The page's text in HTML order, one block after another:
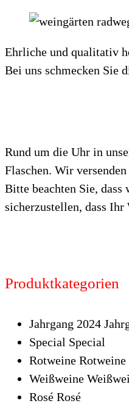
Ehrliche und qualitativ
Bei uns schmecken Sie
Rund um die Uhr in
Flaschen. Wir
Bitte beachten Sie, dass
sicherzustellen, dass
Produktkategorien
Jahrgang 2024
Special Special
Rotweine Rotweine
Weißweine
Rosé Rosé